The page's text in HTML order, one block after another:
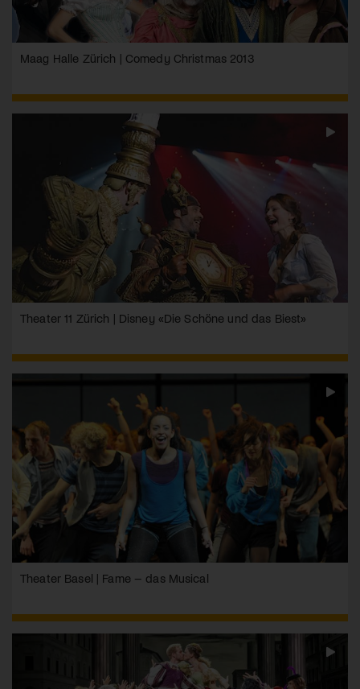
Maag Halle Zürich | Comedy Christmas 2013
Theater 11 Zürich | Disney «Die Schöne und das Biest»
Theater Basel | Fame – das Musical